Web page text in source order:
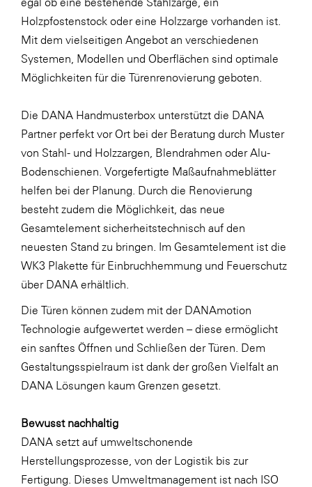
Holzpfostenstock oder eine Holzzarge vorhanden ist.
Mit dem vielseitigen Angebot an verschiedenen
Systemen, Modellen und Oberflächen sind optimale
Möglichkeiten für die Türenrenovierung geboten.
Die DANA Handmusterbox unterstützt die DANA
Partner perfekt vor Ort bei der Beratung durch Muster
von Stahl- und Holzzargen, Blendrahmen oder Alu-
Bodenschienen. Vorgefertigte Maßaufnahmeblätter
helfen bei der Planung. Durch die Renovierung
besteht zudem die Möglichkeit, das neue
Gesamtelement sicherheitstechnisch auf den
neuesten Stand zu bringen. Im Gesamtelement ist die
WK3 Plakette für Einbruchhemmung und Feuerschutz
über DANA erhältlich.
Die Türen können zudem mit der DANAmotion
Technologie aufgewertet werden – diese ermöglicht
ein sanftes Öffnen und Schließen der Türen. Dem
Gestaltungsspielraum ist dank der großen Vielfalt an
DANA Lösungen kaum Grenzen gesetzt.
Bewusst nachhaltig
DANA setzt auf umweltschonende
Herstellungsprozesse, von der Logistik bis zur
Fertigung. Dieses Umweltmanagement ist nach ISO